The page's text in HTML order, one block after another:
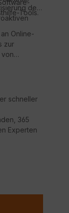
Tools.
der
Online-
zur
von
schneller
365
Experten